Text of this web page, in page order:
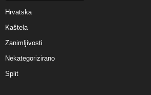
Hrvatska
Kaštela
Zanimljivosti
Nekategorizirano
Split